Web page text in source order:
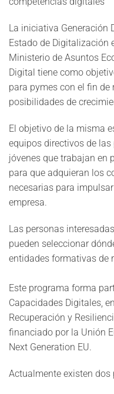
La iniciativa Generación
Estado de Digitalización
Ministerio de Asuntos
Digital tiene como
para pymes con el fin
posibilidades de
El objetivo de la misma
equipos directivos de
jóvenes que trabajan en
para que adquieran los
necesarias para
empresa.
Las personas
pueden seleccionar
entidades formativas de
Este programa forma
Capacidades Digitales,
Recuperación y
financiado por la Unión
Next Generation EU.
Actualmente existen dos